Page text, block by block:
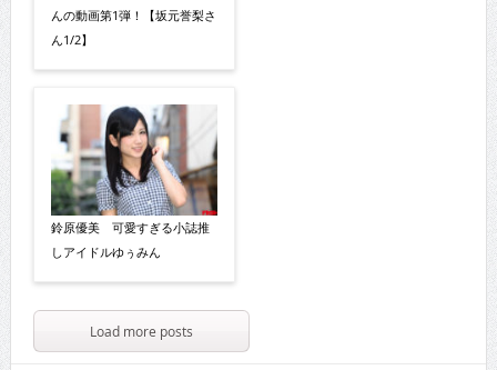
んの動画第1弾！【坂元誉梨さ
ん1/2】
鈴原優美 可愛すぎる小誌推
しアイドルゆぅみん
Load more posts